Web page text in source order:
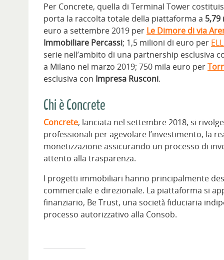
Per Concrete, quella di Terminal Tower
porta la raccolta totale della piattaforma a
euro a settembre 2019 per Le Dimore di via
Immobiliare Percassi; 1,5 milioni di euro per
serie nell’ambito di una partnership esclusiva
a Milano nel marzo 2019; 750 mila euro per
esclusiva con Impresa Rusconi.
Chi è Concrete
Concrete, lanciata nel settembre 2018, si
professionali per agevolare l’investimento, la
monetizzazione assicurando un processo di
attento alla trasparenza.
I progetti immobiliari hanno principalmente
commerciale e direzionale. La piattaforma si
finanziario, Be Trust, una società fiduciaria
processo autorizzativo alla Consob.